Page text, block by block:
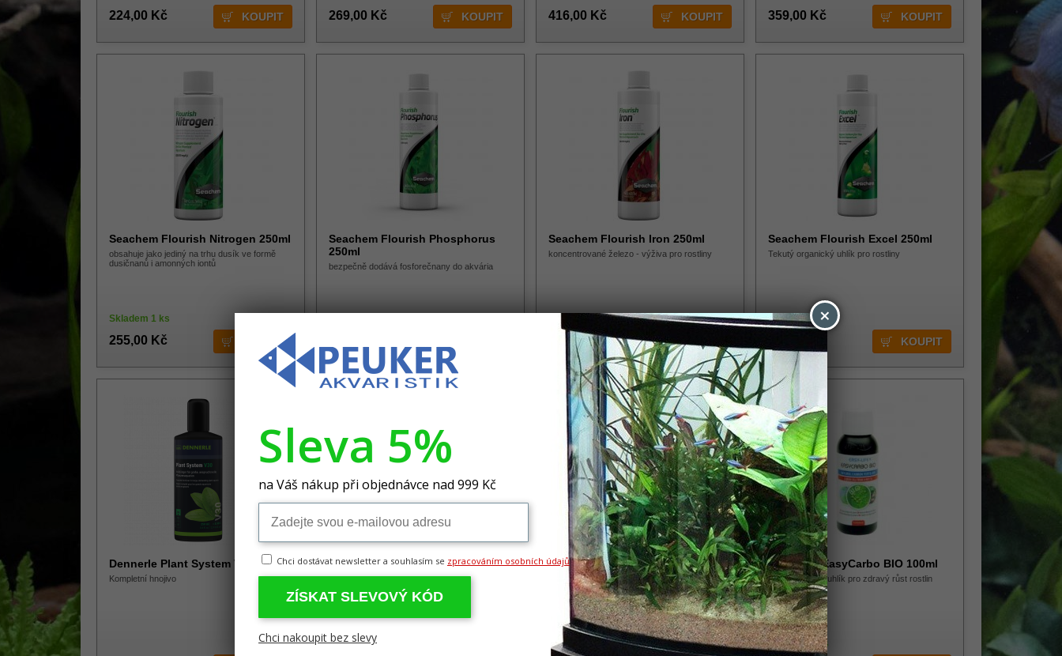
224,00 Kč 269,00 Kč 416,00 Kč 359,00 Kč
Seachem Flourish Nitrogen 250ml
obsahuje jako jediný na trhu dusík ve formě
dusičnanů i amonných iontů
Skladem 1 ks
255,00 Kč
Seachem Flourish Phosphorus
250ml
bezpečně dodává fosforečnany do akvária
Seachem Flourish Iron 250ml
koncentrované železo - výživa pro rostliny
Skladem 1 ks
279,00 Kč
Seachem Flourish Excel 250ml
Tekutý organický uhlík pro rostliny
Skladem 1 ks
Dennerle Plant System V30 250ml
Kompletní hnojivo
Easy-Life ProFito 250ml
kompletní hnojivo
Kompletní hnojivo pro akvarijní rostliny
Easy-Life EasyCarbo 100ml
EASY Life EasyCarbo 250 ml Easy Carbo je
velmi účinný zdroj uhlíku pro akvárium, který je
pro rostliny velice důležitý. Doporučujeme pro
akvária s dáv
Skladem 2 ks
Easy-Life EasyCarbo BIO 100ml
Přírodní tekutý uhlík pro zdravý růst rostlin
Skladem 2 ks
×
Sleva 5%
na Váš nákup při objednávce nad 999 Kč
Chci dostávat newsletter a souhlasím se zpracováním osobních údajů
ZÍSKAT SLEVOVÝ KÓD
Chci nakoupit bez slevy